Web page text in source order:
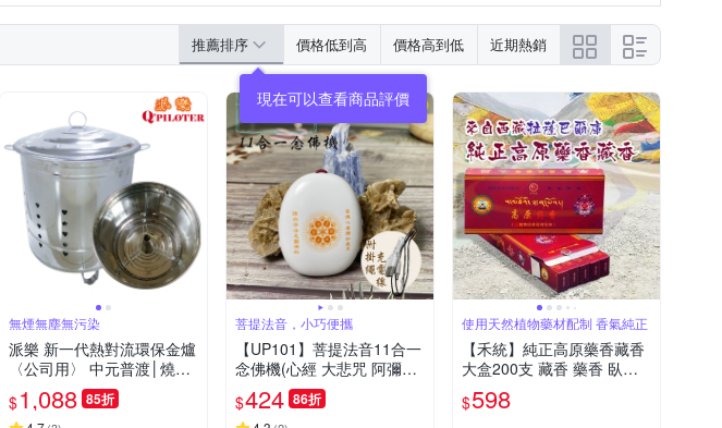
推薦排序 價格低到高 價格高到低 近期熱銷
無煙無塵無污染
派樂 新一代熱對流環保金爐
〈公司用〉 中元普渡│燒金
旺│環保│神明誕辰│拜祖先
│地基主
$1,088 85折
菩提法音，小巧便攜
【UP101】菩提法音11合一
念佛機(心經 大悲咒 阿彌陀
佛 觀世音菩薩 唸佛機 念佛
機 唱佛機/B111)
$424 86折
使用天然植物藥材配制 香氣純正
【禾統】純正高原藥香藏香
大盒200支 藏香 藥香 臥香
檀香 手工藏香 禮佛 供佛
$598